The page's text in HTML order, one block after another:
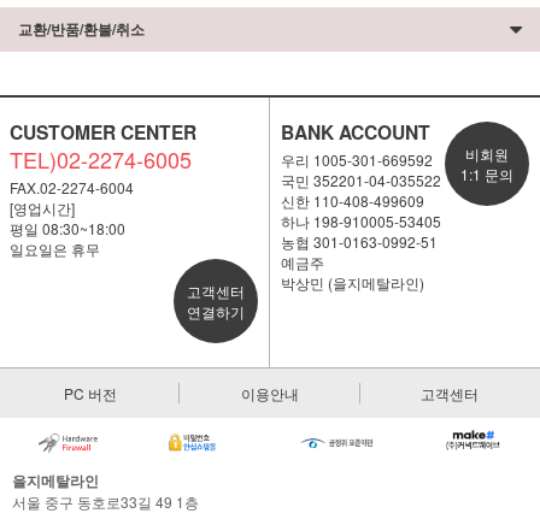
교환/반품/환불/취소
CUSTOMER CENTER
TEL)02-2274-6005
FAX.02-2274-6004
[영업시간]
평일 08:30~18:00
일요일은 휴무
고객센터
연결하기
BANK ACCOUNT
우리 1005-301-669592
국민 352201-04-035522
신한 110-408-499609
하나 198-910005-53405
농협 301-0163-0992-51
예금주
박상민 (을지메탈라인)
비회원
1:1 문의
PC 버전 이용안내 고객센터
을지메탈라인
서울 중구 동호로33길 49 1층